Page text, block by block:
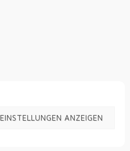
EINSTELLUNGEN ANZEIGEN